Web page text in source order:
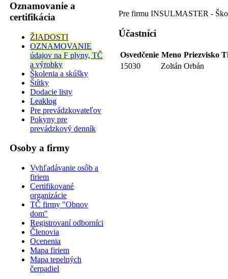
Oznamovanie a
certifikácia
ŽIADOSTI
OZNAMOVANIE
údajov na F plyny, TČ
a výrobky
Školenia a skúšky
Štítky
Dodacie listy
Leaklog
Pre prevádzkovateľov
Pokyny pre
prevádzkový denník
Osoby a firmy
Vyhľadávanie osôb a
firiem
Certifikované
organizácie
TČ firmy "Obnov
dom"
Registrovaní odborníci
Členovia
Ocenenia
Mapa firiem
Mapa tepelných
čerpadiel
Pre firmu INSULMASTER -
Účastníci
Osvedčenie Meno Priezvisko
15030
Zoltán Orbán